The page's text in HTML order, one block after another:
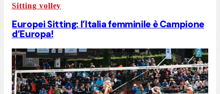
Sitting volley
Europei Sitting: l’Italia femminile è Campione
d’Europa!